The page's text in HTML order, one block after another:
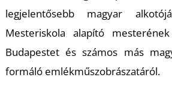
legjelentősebb magyar
Mesteriskola alapító
Budapestet és számos más
formáló emlékműszobrászatáról.